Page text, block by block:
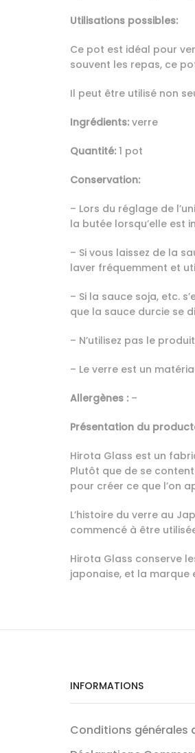
Utilisations possibles:
Ce pot est idéal pour
souvent les repas, ce
Il peut être utilisé non
Ingrédients: verre
Quantité: 1 pot
Conservation:
– Lors du réglage de
la butée lorsqu’elle est
– Si vous laissez de la
laver fréquemment et
– Si la sauce soja, etc.
que la sauce durcie se
– N’utilisez pas le
– Le verre est un
Allergènes : –
Présentation du
Hirota Glass est un
Plutôt que de se
pour créer ce que l’on
L’histoire du verre au
commencé à être
Hirota Glass conserve
japonaise, et la marque
INFORMATIONS
Conditions générales